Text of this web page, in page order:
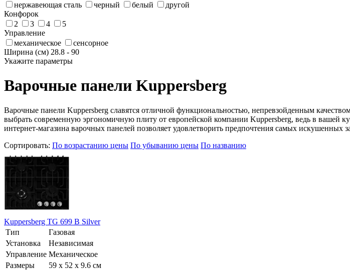
нержавеющая сталь
черный белый
другой
Конфорок
2
3 4
5
Управление
механическое
сенсорное
Ширина (см) 28.8 - 90
Укажите параметры
Варочные панели Kuppersberg
Варочные панели Kuppersberg славятся отличной функциональностью, непревзойденным
выбрать современную эргономичную плиту от европейской компании Kuppersberg, ведь в вашей
интернет-магазина варочных панелей позволяет удовлетворить предпочтения самых искушенных
Сортировать: По возрастанию цены По убыванию цены По названию
Kuppersberg TG 699 B Silver
Тип
Газовая
Установка
Независимая
Управление Механическое
Размеры
59 x 52 x 9.6 см